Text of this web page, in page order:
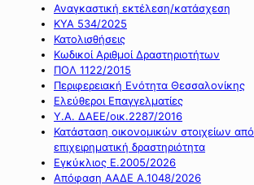
Αναγκαστική εκτέλεση/κατάσχεση
ΚΥΑ 534/2025
Κατολισθήσεις
Κωδικοί Αριθμοί Δραστηριοτήτων
ΠΟΛ 1122/2015
Περιφερειακή Ενότητα Θεσσαλονίκης
Ελεύθεροι Επαγγελματίες
Υ.Α. ΔΑΕΕ/οικ.2287/2016
Κατάσταση οικονομικών στοιχείων από
επιχειρηματική δραστηριότητα
Εγκύκλιος Ε.2005/2026
Απόφαση ΑΑΔΕ Α.1048/2026